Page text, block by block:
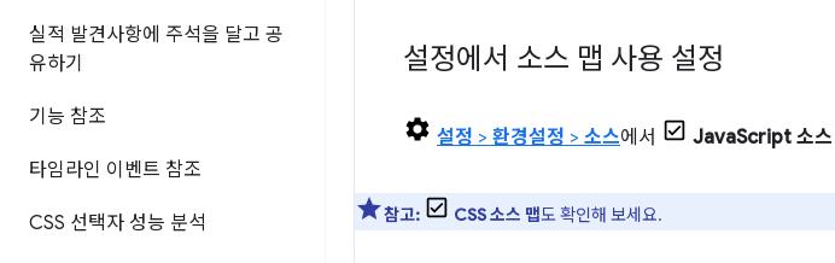
실적 발견사항에 주석을 달고 공
유하기
기능 참조
타임라인 이벤트 참조
CSS 선택자 성능 분석
설정에서 소스 맵 사용 설정
설정 > 환경설정 > 소스에서 JavaScript 소스
참고: CSS 소스 맵도 확인해 보세요.